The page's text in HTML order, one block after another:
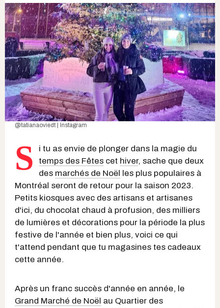
@tatianaoviedt | Instagram
S
i tu as envie de plonger dans la magie du
temps des Fêtes cet hiver, sache que deux
des marchés de Noël
les plus populaires à
Montréal seront de retour pour la saison 2023.
Petits kiosques avec des artisans et artisanes
d'ici, du chocolat chaud à profusion, des milliers
de lumières et décorations pour la période la plus
festive de l'année et bien plus, voici ce qui
t'attend pendant que tu magasines tes cadeaux
cette année.
Après un franc succès d'année en année, le
Grand Marché de Noël au Quartier des